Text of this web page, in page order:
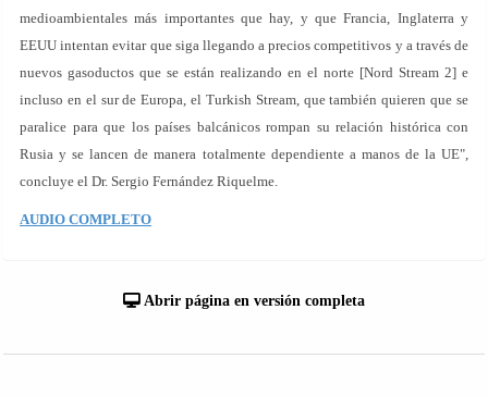
medioambientales más importantes que hay, y que Francia, Inglaterra y
EEUU intentan evitar que siga llegando a precios competitivos y a través de
nuevos gasoductos que se están realizando en el norte [Nord Stream 2] e
incluso en el sur de Europa, el Turkish Stream, que también quieren que se
paralice para que los países balcánicos rompan su relación histórica con
Rusia y se lancen de manera totalmente dependiente a manos de la UE",
concluye el Dr. Sergio Fernández Riquelme.
AUDIO COMPLETO
Abrir página en versión completa